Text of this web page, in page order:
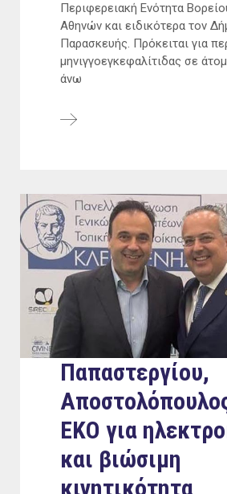
Περιφερειακή Ενότητα
Αθηνών και ειδικότερα τον
Παρασκευής. Πρόκειται για
μηνιγγοεγκεφαλίτιδας σε
άνω
Παπαστεργίου,
EKO για
και βιώσιμη
κινητικότητα